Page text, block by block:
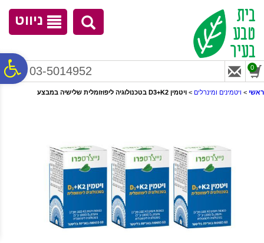
נגישות
ניווט
03-5014952 0
ראשי > ויטמינים ומינרלים > ויטמין D3+K2 בטכנולוגיה ליפוזומלית שלישיה במבצע